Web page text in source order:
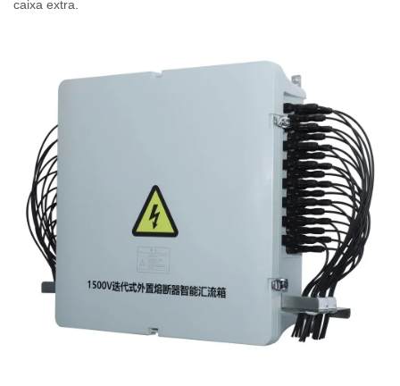
caixa extra.